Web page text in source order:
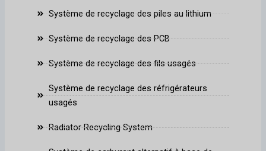
Système de recyclage des piles au lithium
Système de recyclage des PCB
Système de recyclage des fils usagés
Système de recyclage des réfrigérateurs
usagés
Radiator Recycling System